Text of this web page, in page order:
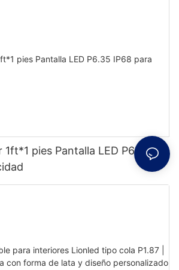
pies Pantalla LED P6.35